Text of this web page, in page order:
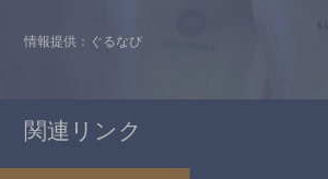
情報提供：ぐるなび
関連リンク